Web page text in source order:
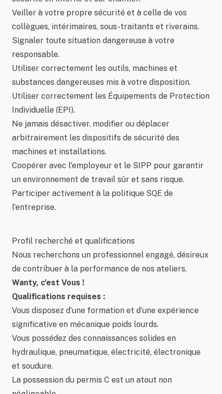
Veiller à votre propre sécurité et à celle de vos
collègues, intérimaires, sous-traitants et riverains.
Signaler toute situation dangereuse à votre
responsable.
Utiliser correctement les outils, machines et
substances dangereuses mis à votre disposition.
Utiliser correctement les Équipements de Protection
Individuelle (EPI).
Ne jamais désactiver, modifier ou déplacer
arbitrairement les dispositifs de sécurité des
machines et installations.
Coopérer avec l'employeur et le SIPP pour garantir
un environnement de travail sûr et sans risque.
Participer activement à la politique SQE de
l'entreprise.
Profil recherché et qualifications
Nous recherchons un professionnel engagé, désireux
de contribuer à la performance de nos ateliers.
Wanty, c'est Vous !
Qualifications requises :
Vous disposez d’une formation et d’une expérience
significative en mécanique poids lourds.
Vous possédez des connaissances solides en
hydraulique, pneumatique, électricité, électronique
et soudure.
La possession du permis C est un atout non